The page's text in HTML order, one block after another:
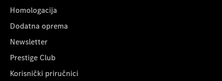
Homologacija
Dodatna oprema
Newsletter
Prestige Club
Korisnički priručnici